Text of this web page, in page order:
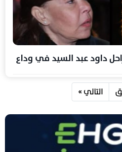
داود عبد السيد في وداع
التالي »